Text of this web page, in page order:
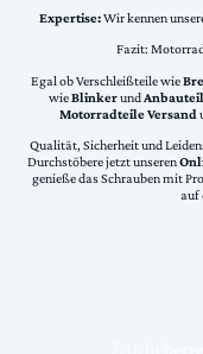
Expertise:Wir kennen
Fazit:
Egal ob Verschleißteile wie
wieBlinkerund
Motorradteile Versand
Qualität, Sicherheit und
Durchstöbere jetzt unseren
genieße das Schrauben mit
auf